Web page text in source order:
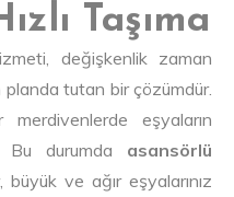
Taşıma
değişkenlik zaman
tutan bir çözümdür.
eşyaların
Bu durumda asansörlü
ve ağır eşyalarınız